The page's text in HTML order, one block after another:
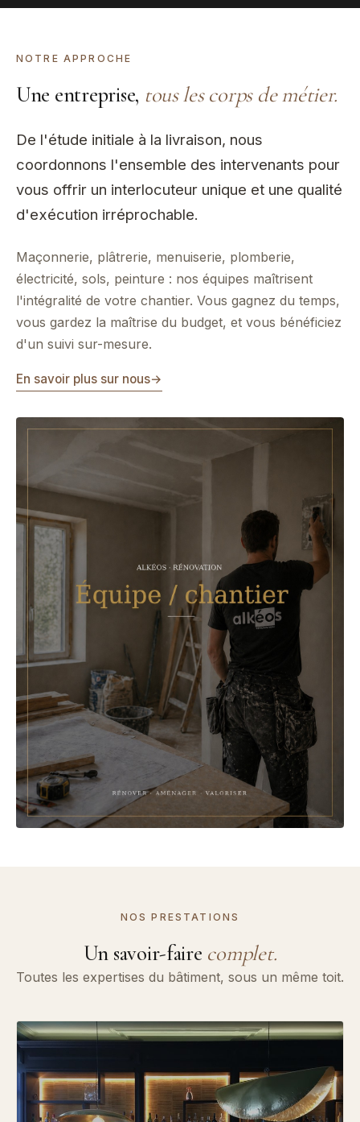
NOTRE APPROCHE
Une entreprise, tous les corps de métier.
De l'étude initiale à la livraison, nous
coordonnons l'ensemble des intervenants pour
vous offrir un interlocuteur unique et une qualité
d'exécution irréprochable.
Maçonnerie, plâtrerie, menuiserie, plomberie,
électricité, sols, peinture : nos équipes maîtrisent
l'intégralité de votre chantier. Vous gagnez du temps,
vous gardez la maîtrise du budget, et vous bénéficiez
d'un suivi sur-mesure.
En savoir plus sur nous→
NOS PRESTATIONS
Un savoir-faire complet.
Toutes les expertises du bâtiment, sous un même toit.